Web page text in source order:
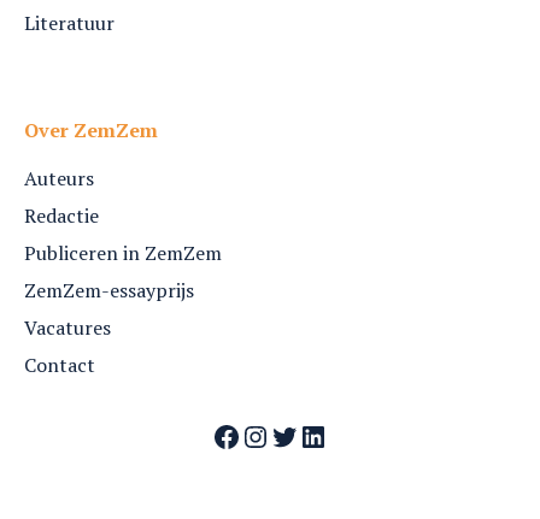
Literatuur
Over ZemZem
Auteurs
Redactie
Publiceren in ZemZem
ZemZem-essayprijs
Vacatures
Contact
Facebook
Instagram
Twitter
LinkedIn